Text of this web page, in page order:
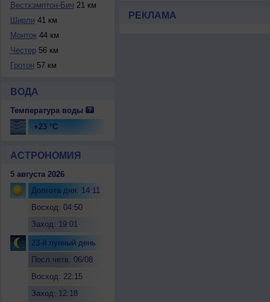
Вестхэмптон-Бич 21 км
Ширли 41 км
Монток44 км
Честер56 км
Гротон 57 км
ВОДА
Температура воды
+23 °C
АСТРОНОМИЯ
5 августа 2026
Долгота дня: 14:11
Восход: 04:50
Заход: 19:01
23-й лунный день
Посл.четв. 06/08
Восход: 22:15
Заход: 12:18
РЕКЛАМА